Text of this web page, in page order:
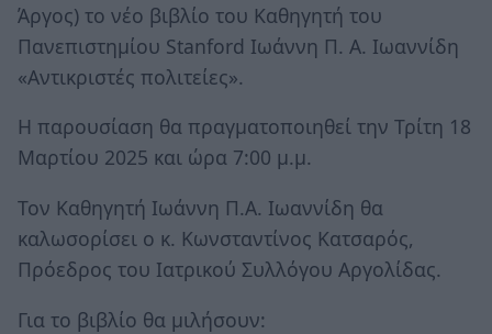
Άργος) το νέο βιβλίο του Καθηγητή του
Πανεπιστημίου Stanford Ιωάννη Π. Α. Ιωαννίδη
«Αντικριστές πολιτείες».
Η παρουσίαση θα πραγματοποιηθεί την Τρίτη 18
Μαρτίου 2025 και ώρα 7:00 μ.μ.
Τον Καθηγητή Ιωάννη Π.Α. Ιωαννίδη θα
καλωσορίσει ο κ. Κωνσταντίνος Κατσαρός,
Πρόεδρος του Ιατρικού Συλλόγου Αργολίδας.
Για το βιβλίο θα μιλήσουν: